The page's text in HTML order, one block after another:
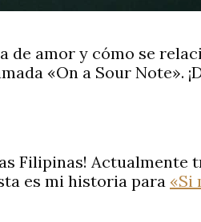
de amor y cómo se
«On a Sour Note».
Filipinas! Actualmente
es mi historia para «Si